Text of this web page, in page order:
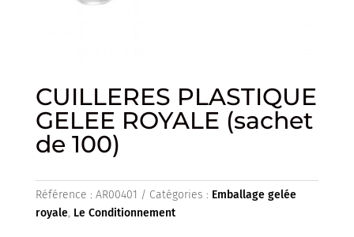
CUILLERES PLASTIQUE
GELEE ROYALE (sachet
de 100)
Référence : AR00401 Catégories : Emballage gelée
royale, Le Conditionnement